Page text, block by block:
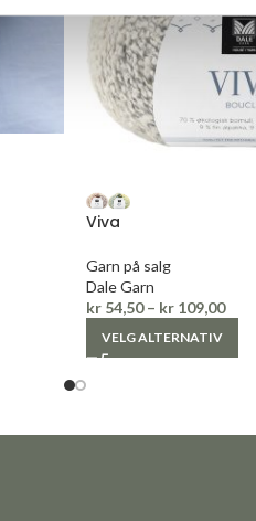
Viva
Garn på salg
Dale Garn
kr 54,50 – kr 109,00
VELG ALTERNATIV